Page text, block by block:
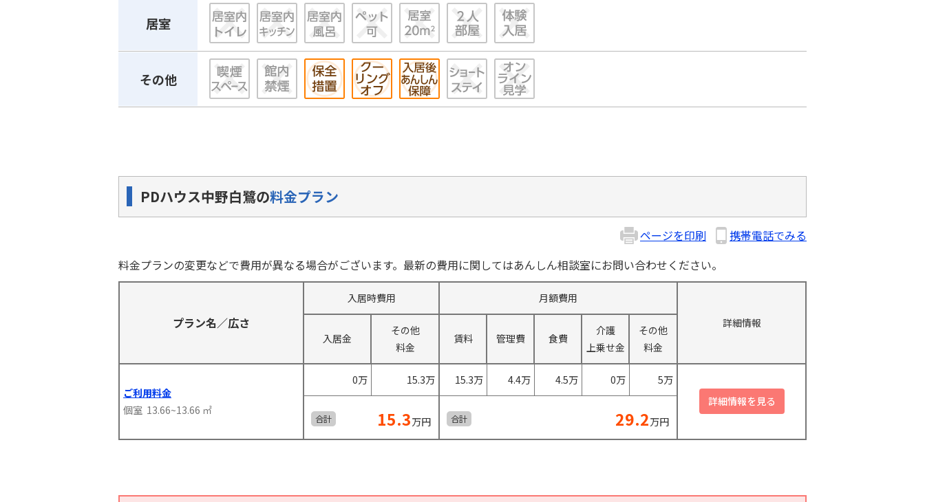
居室
その他
PDハウス中野白鷺の料金プラン
ページを印刷
携帯電話でみる
料金プランの変更などで費用が異なる場合がございます。最新の費用に関してはあんしん相談室にお問い合わせください。
プラン名／広さ
入居時費用
月額費用
詳細情報
入居金
その他
料金
賃料 管理費 食費
介護
上乗せ金
その他
料金
ご利用料金
個室 13.66~13.66 ㎡
0万 15.3万 15.3万 4.4万 4.5万 0万 5万
合計 15.3万円 合計 29.2万円